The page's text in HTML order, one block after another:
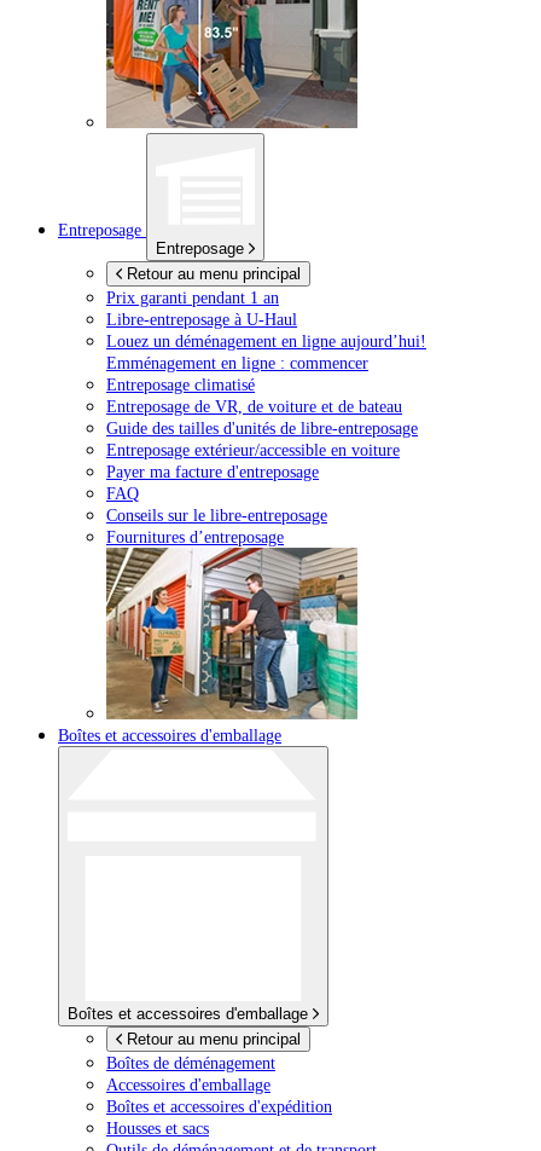
Entreposage
Entreposage
Retour au menu principal
Prix garanti pendant 1 an
Libre-entreposage à U-Haul
Louez un déménagement en ligne aujourd’hui!
Emménagement en ligne : commencer
Entreposage climatisé
Entreposage de VR, de voiture et de bateau
Guide des tailles d'unités de libre-entreposage
Entreposage extérieur/accessible en voiture
Payer ma facture d'entreposage
FAQ
Conseils sur le libre-entreposage
Fournitures d’entreposage
Boîtes et accessoires d'emballage
Boîtes et accessoires d'emballage
Retour au menu principal
Boîtes de déménagement
Accessoires d'emballage
Boîtes et accessoires d'expédition
Housses et sacs